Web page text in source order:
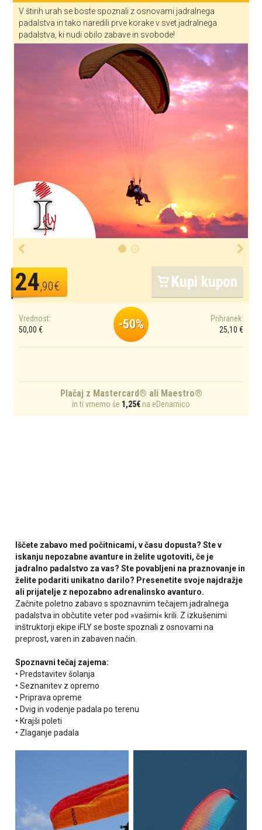
V štirih urah se boste spoznali z osnovami jadralnega
padalstva in tako naredili prve korake v svet jadralnega
padalstva, ki nudi obilo zabave in svobode!
24,90€ Kupi kupon
Vrednost:
50,00 €
-50%
Prihranek:
25,10 €
Plačaj z Mastercard® ali Maestro®
in ti vrnemo še 1,25€ na eDenarnico
Iščete zabavo med počitnicami, v času dopusta? Ste v
iskanju nepozabne avanture in želite ugotoviti, če je
jadralno padalstvo za vas? Ste povabljeni na praznovanje in
želite podariti unikatno darilo? Presenetite svoje najdražje
ali prijatelje z nepozabno adrenalinsko avanturo.
Začnite poletno zabavo s spoznavnim tečajem jadralnega
padalstva in občutite veter pod »vašimi« krili. Z izkušenimi
inštruktorji ekipe iFLY se boste spoznali z osnovami na
preprost, varen in zabaven način.
Spoznavni tečaj zajema:
• Predstavitev šolanja
• Seznanitev z opremo
• Priprava opreme
• Dvig in vodenje padala po terenu
• Krajši poleti
• Zlaganje padala